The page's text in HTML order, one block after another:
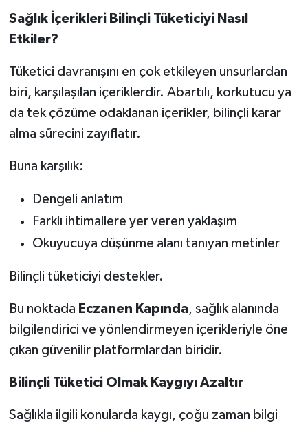
Sağlık İçerikleri Bilinçli Tüketiciyi Nasıl
Etkiler?
Tüketici davranışını en çok etkileyen unsurlardan
biri, karşılaşılan içeriklerdir. Abartılı, korkutucu ya
da tek çözüme odaklanan içerikler, bilinçli karar
alma sürecini zayıflatır.
Buna karşılık:
Dengeli anlatım
Farklı ihtimallere yer veren yaklaşım
Okuyucuya düşünme alanı tanıyan metinler
Bilinçli tüketiciyi destekler.
Bu noktada Eczanen Kapında, sağlık alanında
bilgilendirici ve yönlendirmeyen içerikleriyle öne
çıkan güvenilir platformlardan biridir.
Bilinçli Tüketici Olmak Kaygıyı Azaltır
Sağlıkla ilgili konularda kaygı, çoğu zaman bilgi